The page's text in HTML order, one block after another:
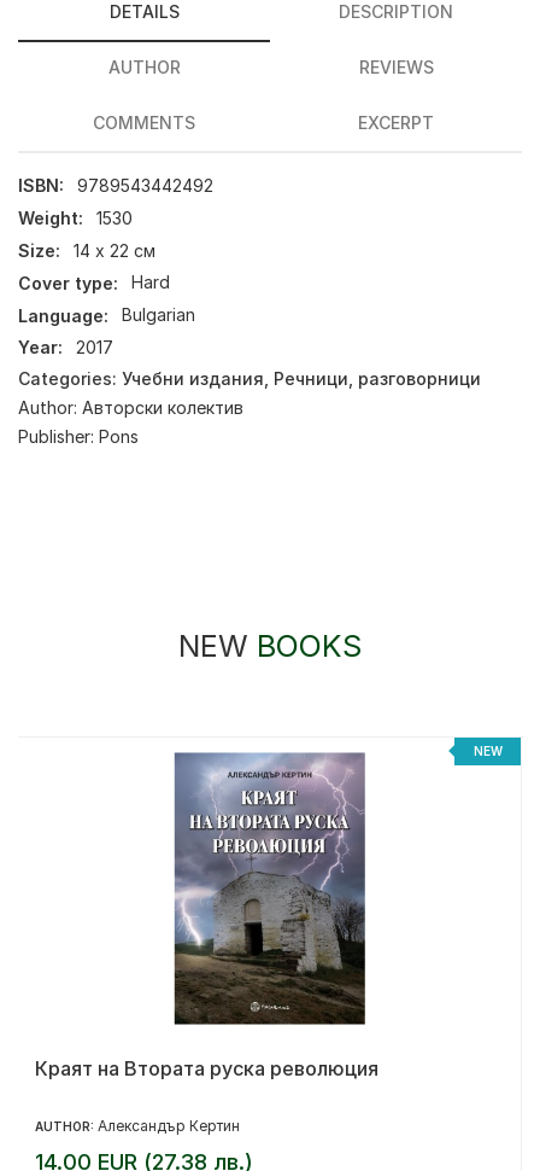
DETAILS DESCRIPTION
AUTHOR REVIEWS
COMMENTS EXCERPT
ISBN:
9789543442492
Weight:
1530
Size:
14 х 22 см
Cover type:
Hard
Language:
Bulgarian
Year:
2017
Categories: Учебни издания Речници, разговорници
Author: Авторски колектив
Publisher: Pons
NEW BOOKS
NEW
Краят на Втората руска революция
AUTHOR: Александър Кертин
14.00 EUR (27.38 лв.)